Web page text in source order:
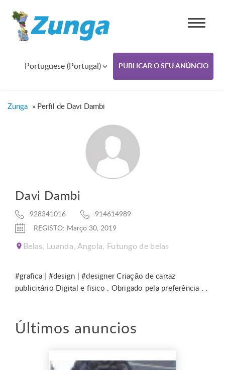
Portuguese (Portugal) PUBLICAR O SEU ANÚNCIO
Zunga » Perfil de Davi Dambi
Davi Dambi
928341016 914614989
REGISTO: Março 30, 2019
Belas, Luanda, Angola, Futungo de belas
#grafica | #design | #designer Criação de cartaz
publicitário Digital e fisico . Obrigado pela preferência . .
Últimos anuncios